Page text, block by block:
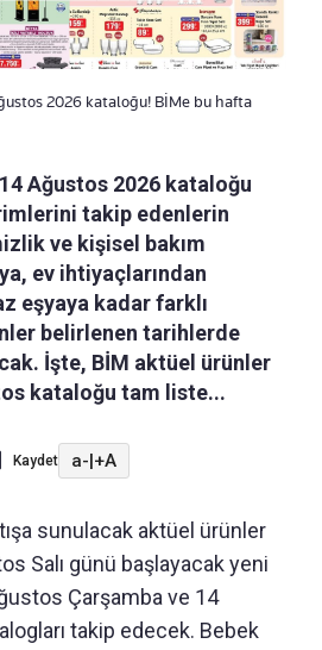
2026 kataloğu! BİMe bu hafta
Ağustos 2026 kataloğu
takip edenlerin
ve kişisel bakım
ev ihtiyaçlarından
eşyaya kadar farklı
belirlenen tarihlerde
İşte, BİM aktüel ürünler
kataloğu tam liste...
Kaydet a-|+A
sunulacak aktüel ürünler
Salı günü başlayacak yeni
Çarşamba ve 14
takip edecek. Bebek